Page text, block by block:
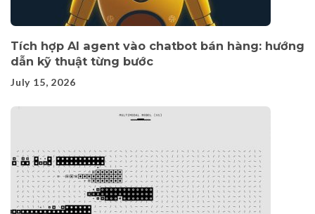
Tích hợp AI agent vào chatbot bán hàng: hướng
dẫn kỹ thuật từng bước
July 15, 2026